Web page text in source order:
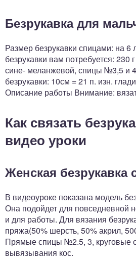
Безрукавка для
Размер безрукавки спицами: на 6
безрукавки вам потребуется: 230
сине- меланжевой, спицы №3,5 и
безрукавки: 10см = 21 п. изн.
Описание работы Внимание:
Как связать
видео уроки
Женская безрукавка
В видеоуроке показана модель
Она подойдет для повседневной
и для работы. Для вязания
пряжа(50% шерсть, 50% акрил,
Прямые спицы №2.5, 3, круговые
вывязывания кос.